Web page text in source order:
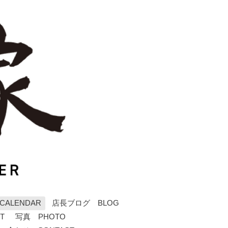
店長ブログ BLOG
写真 PHOTO